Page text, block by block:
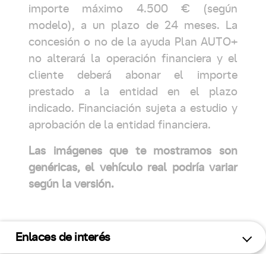
importe máximo 4.500 € (según
modelo), a un plazo de 24 meses. La
concesión o no de la ayuda Plan AUTO+
no alterará la operación financiera y el
cliente deberá abonar el importe
prestado a la entidad en el plazo
indicado. Financiación sujeta a estudio y
aprobación de la entidad financiera.
Las imágenes que te mostramos son
genéricas, el vehículo real podría variar
según la versión.
Enlaces de interés